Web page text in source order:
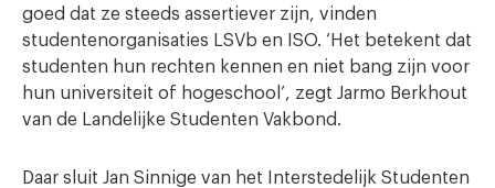
goed dat ze steeds assertiever zijn, vinden
studentenorganisaties LSVb en ISO. ‘Het betekent dat
studenten hun rechten kennen en niet bang zijn voor
hun universiteit of hogeschool’, zegt Jarmo Berkhout
van de Landelijke Studenten Vakbond.
Daar sluit Jan Sinnige van het Interstedelijk Studenten